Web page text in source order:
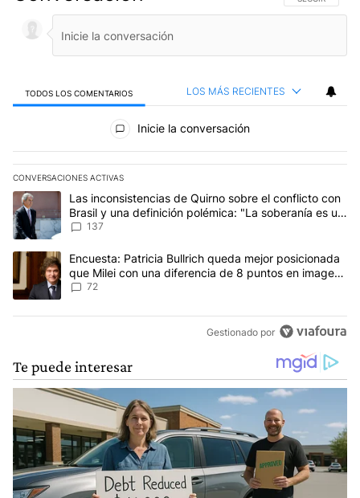
TODOS LOS COMENTARIOS LOS MÁS RECIENTES
Todos los comentarios
Inicie la conversación
CONVERSACIONES ACTIVAS
Este listado muestra los artículos con más comentarios en los
Un artículo de tendencia con el título "Las inconsistencias de
Las inconsistencias de Quirno sobre el conflicto con
Brasil y una definición polémica: "La soberanía es un
concepto antiguo"
137
Un artículo de tendencia con el título "Encuesta: Patricia
Encuesta: Patricia Bullrich queda mejor posicionada
que Milei con una diferencia de 8 puntos en imagen
negativa
72
Gestionado por